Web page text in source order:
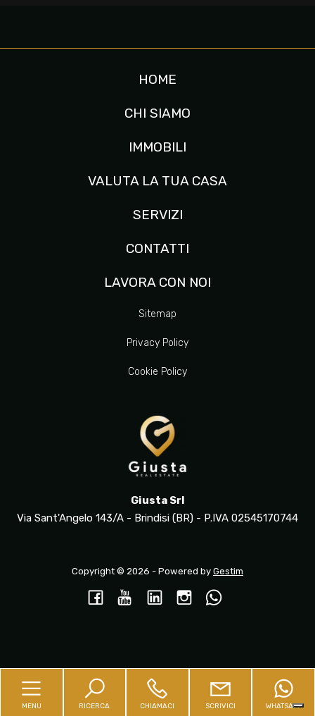
HOME
CHI SIAMO
IMMOBILI
VALUTA LA TUA CASA
SERVIZI
CONTATTI
LAVORA CON NOI
Sitemap
Privacy Policy
Cookie Policy
Giusta Srl
Via Sant'Angelo 143/A - Brindisi (BR) - P.IVA 02545170744
Copyright © 2026 - Powered by Gestim
MENU RICERCA CHIAMACI SCRIVICI WHATSAPP